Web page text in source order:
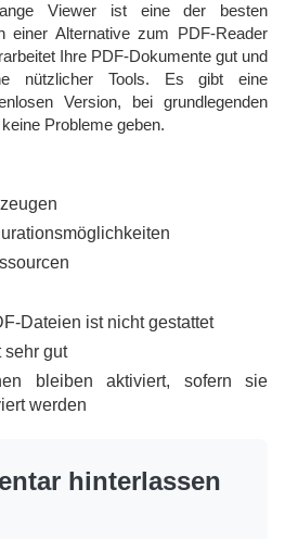
Viewer ist eine der besten
einer Alternative zum PDF-Reader
Ihre PDF-Dokumente gut und
nützlicher Tools. Es gibt eine
Version, bei grundlegenden
Probleme geben.
Dateien ist nicht gestattet
sehr gut
bleiben aktiviert, sofern sie
werden
hinterlassen